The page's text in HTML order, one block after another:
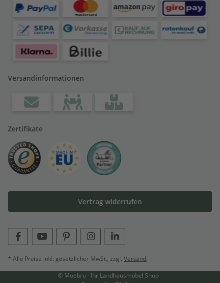
Versandinformationen
Zertifikate
Vertrag widerrufen
* Alle Preise inkl. gesetzlicher MwSt., zzgl. Versand,
© Moebro - Ihr Landhausmöbel Shop